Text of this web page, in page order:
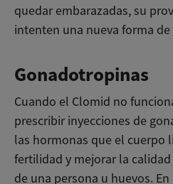
quedar embarazadas, su
intenten una nueva forma
Gonadotropinas
Cuando el Clomid no
prescribir inyecciones de
las hormonas que el cuerpo
fertilidad y mejorar la
de una persona u huevos.